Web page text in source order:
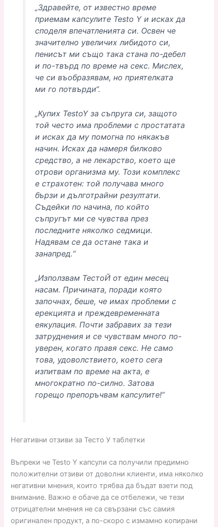
„Здравейте, от известно време
приемам капсулите Testo Y и исках да
споделя впечатленията си. Освен че
значително увеличих либидото си,
пенисът ми също така стана по-дебел
и по-твърд по време на секс. Мислех,
че си въобразявам, но приятелката
ми го потвърди“.
„Купих TestoY за съпруга си, защото
той често има проблеми с простатата
и исках да му помогна по някакъв
начин. Исках да намеря билково
средство, а не лекарство, което ще
отрови организма му. Този комплекс
е страхотен: той получава много
бързи и дълготрайни резултати.
Съдейки по начина, по който
съпругът ми се чувства през
последните няколко седмици.
Надявам се да остане така и
занапред.“
„Използвам ТестоЙ от един месец
насам. Причината, поради която
започнах, беше, че имах проблеми с
ерекцията и преждевременната
еякулация. Почти забравих за тези
затруднения и се чувствам много по-
уверен, когато правя секс. Не само
това, удоволствието, което сега
изпитвам по време на акта, е
многократно по-силно. Затова
горещо препоръчвам капсулите!“
Негативни отзиви за Тесто У таблетки
Въпреки че Testo Y капсули са получили предимно
положителни отзиви от доволни клиенти, има няколко
негативни мнения, които трябва да бъдат взети под
внимание. Важно е обаче да се отбележи, че тези
отрицателни мнения не са свързани със самия
оригинален продукт, а по-скоро с измамно копирани